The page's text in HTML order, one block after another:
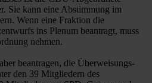
Sie kann eine Abstimmung im
Wenn eine Fraktion die
ins Plenum beantragt, muss
nehmen.
beantragen, die Überweisungs-
den 39 Mitgliedern des